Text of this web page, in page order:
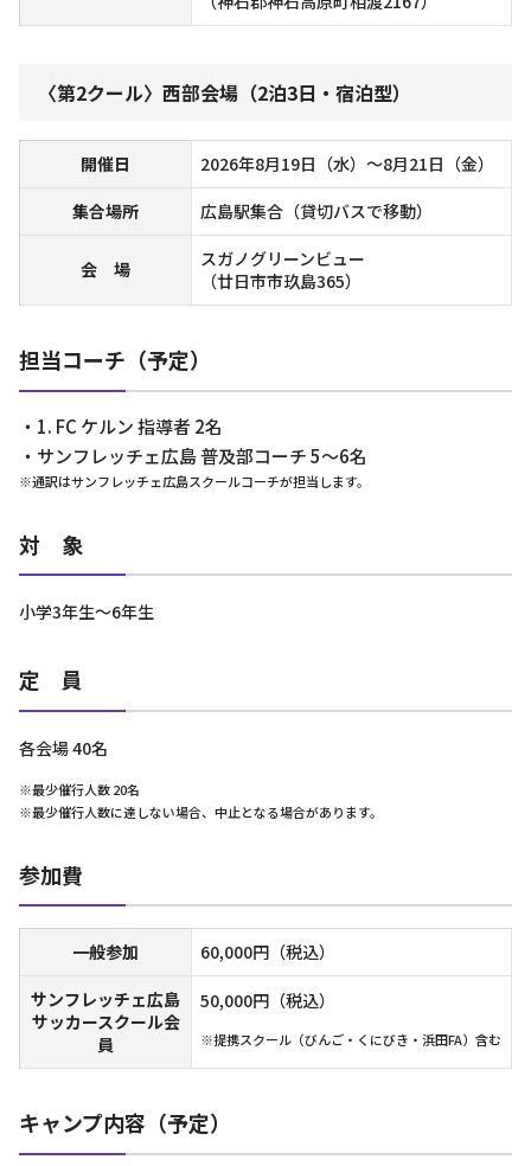
〈第2クール〉西部会場（2泊3日・宿泊型）
開催日
2026年8月19日（水）～8月21日（金）
集合場所
広島駅集合（貸切バスで移動）
会 場
スガノグリーンビュー
（廿日市市玖島365）
担当コーチ（予定）
・1. FC ケルン 指導者 2名
・サンフレッチェ広島 普及部コーチ 5〜6名
※通訳はサンフレッチェ広島スクールコーチが担当します。
対 象
小学3年生〜6年生
定 員
各会場 40名
※最少催行人数 20名
※最少催行人数に達しない場合、中止となる場合があります。
参加費
一般参加
60,000円（税込）
サンフレッチェ広島
サッカースクール会
員
50,000円（税込）
※提携スクール（びんご・くにびき・浜田FA）含む
キャンプ内容（予定）